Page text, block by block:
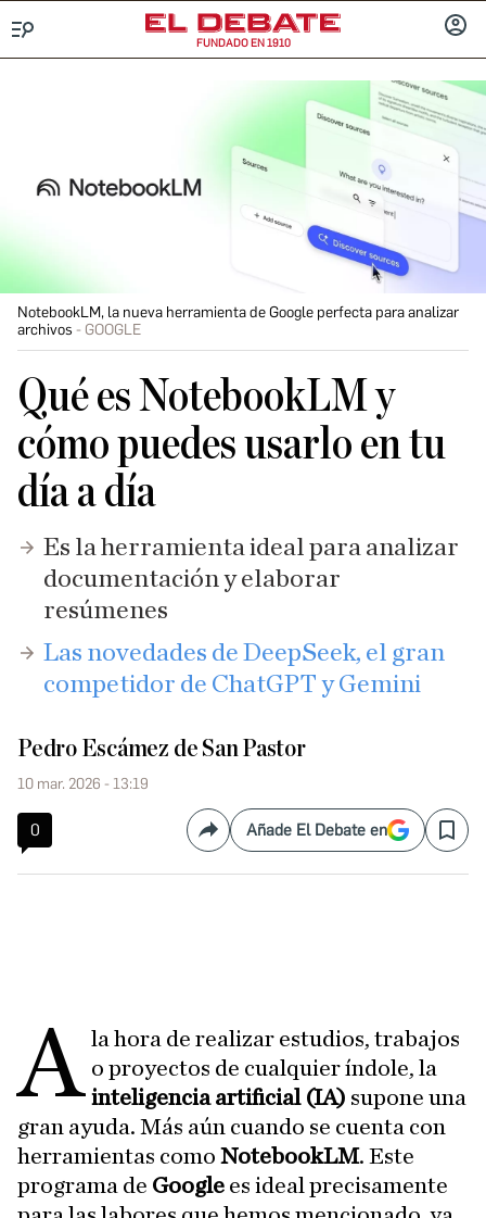
FUNDADO EN 1910
NotebookLM, la nueva herramienta de Google perfecta para analizar
archivos
GOOGLE
Qué es NotebookLM y
cómo puedes usarlo en tu
día a día
Es la herramienta ideal para analizar
documentación y elaborar
resúmenes
Las novedades de DeepSeek, el gran
competidor de ChatGPT y Gemini
Pedro Escámez de San Pastor
10 mar. 2026 - 13:19
0 CompartirAñade El Debate en Save
A la hora de realizar estudios, trabajos
o proyectos de cualquier índole, la
inteligencia artificial (IA) supone una
gran ayuda. Más aún cuando se cuenta con
herramientas como NotebookLM. Este
programa de Google es ideal precisamente